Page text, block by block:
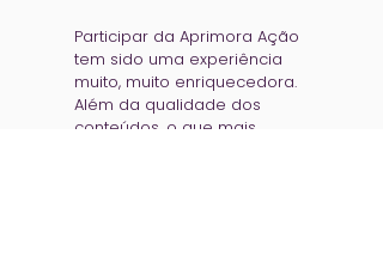
Participar da Aprimora Ação
tem sido uma experiência
muito, muito enriquecedora.
Além da qualidade dos
conteúdos, o que mais